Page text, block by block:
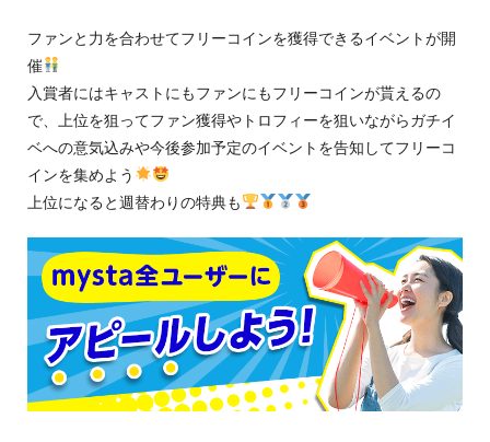
ファンと力を合わせてフリーコインを獲得できるイベントが開
催
入賞者にはキャストにもファンにもフリーコインが貰えるの
で、上位を狙ってファン獲得やトロフィーを狙いながらガチイ
ベへの意気込みや今後参加予定のイベントを告知してフリーコ
インを集めよう
上位になると週替わりの特典も